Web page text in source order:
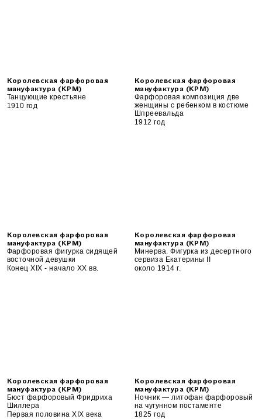
Королевская фарфоровая
мануфактура (KPM)
Танцующие крестьяне
1910 год
Королевская фарфоровая
мануфактура (KPM)
Фарфоровая композиция две
женщины с ребенком в костюме
Шпреевальда
1912 год
Королевская фарфоровая
мануфактура (KPM)
Фарфоровая фигурка сидящей
восточной девушки
Конец XIX - начало XX вв.
Королевская фарфоровая
мануфактура (KPM)
Минерва. Фигурка из десертного
сервиза Екатерины II
около 1914 г.
Королевская фарфоровая
мануфактура (KPM)
Бюст фарфоровый Фридриха
Шиллера
Первая половина XIX века
Королевская фарфоровая
мануфактура (KPM)
Ночник — литофан фарфоровый
на чугунном постаменте
1825 год